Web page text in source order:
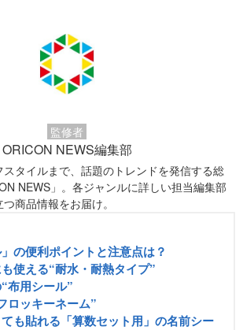
監修者
ORICON NEWS編集部
タイルまで、話題のトレンドを発信する総
NEWS」。各ジャンルに詳しい担当編集部
商品情報をお届け。
の便利ポイントと注意点は？
使える“耐水・耐熱タイプ”
布用シール”
ロッキーネーム”
も貼れる「算数セット用」の名前シー